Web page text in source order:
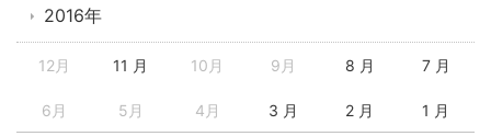
2016年
12月 11 月 10月 9月 8 月 7 月
6月 5月 4月 3 月 2 月 1 月